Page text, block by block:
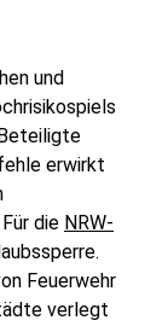
und
erwirkt
die NRW-
Feuerwehr
verlegt